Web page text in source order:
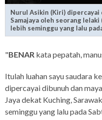
Nurul Asikin (Kiri) dipercayai
Samajaya oleh seorang
lebih seminggu yang lalu
"BENAR kata pepatah,
Itulah luahan sayu saudara
dipercayai dibunuh dan
Jaya dekat Kuching,
seminggu yang lalu pada